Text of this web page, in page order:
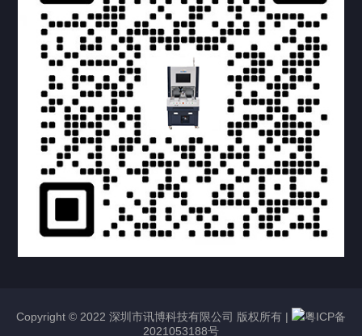
提交您的需求，获取产品资料与报价
Copyright © 2022 深圳市讯博科技有限公司 版权所有 |
粤ICP备
2021053188号